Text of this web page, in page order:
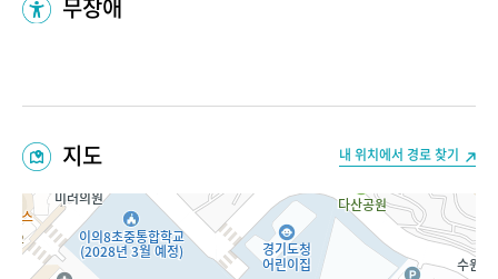
무장애
지도 내 위치에서 경로 찾기